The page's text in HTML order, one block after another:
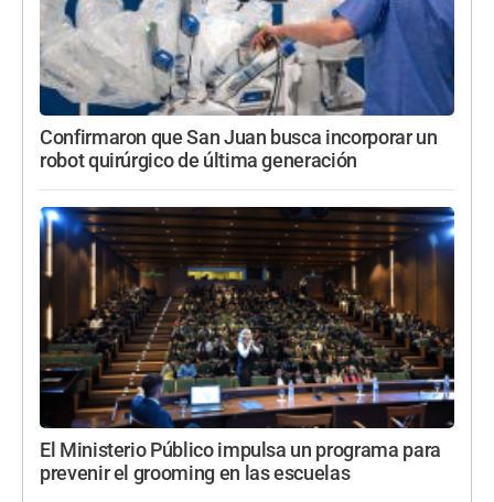
Confirmaron que San Juan busca incorporar un
robot quirúrgico de última generación
El Ministerio Público impulsa un programa para
prevenir el grooming en las escuelas